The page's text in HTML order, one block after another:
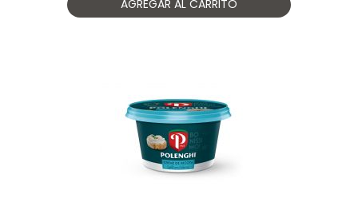
AGREGAR AL CARRITO